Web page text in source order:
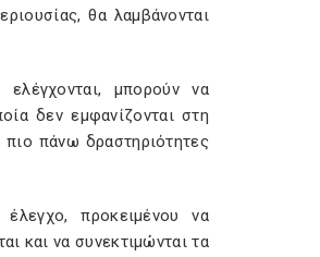
θα λαμβάνονται
μπορούν να
δεν εμφανίζονται στη
πάνω δραστηριότητες
προκειμένου να
και να συνεκτιμώνται τα